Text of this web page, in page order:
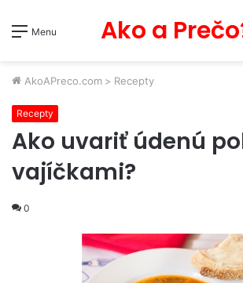
Menu Ako a
AkoAPreco.com > Recepty
Recepty
Ako uvariť údenú
vajíčkami?
0